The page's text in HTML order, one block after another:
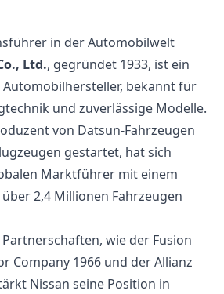
in der Automobilwelt
Ltd., gegründet 1933, ist ein
bekannt für
und zuverlässige Modelle.
von Datsun-Fahrzeugen
gestartet, hat sich
Marktführer mit einem
2,4 Millionen Fahrzeugen
wie der Fusion
Company 1966 und der Allianz
Nissan seine Position in